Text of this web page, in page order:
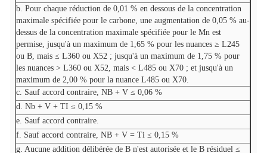
b. Pour chaque réduction de 0,01 % en dessous de la concentration
maximale spécifiée pour le carbone, une augmentation de 0,05 % au-
dessus de la concentration maximale spécifiée pour le Mn est
permise, jusqu'à un maximum de 1,65 % pour les nuances ≥ L245
ou B, mais ≤ L360 ou X52 ; jusqu'à un maximum de 1,75 % pour
les nuances > L360 ou X52, mais < L485 ou X70 ; et jusqu'à un
maximum de 2,00 % pour la nuance L485 ou X70.
c. Sauf accord contraire, NB + V ≤ 0,06 %
d. Nb + V + TI ≤ 0,15 %
e. Sauf accord contraire.
f. Sauf accord contraire, NB + V = Ti ≤ 0,15 %
g. Aucune addition délibérée de B n'est autorisée et le B résiduel ≤